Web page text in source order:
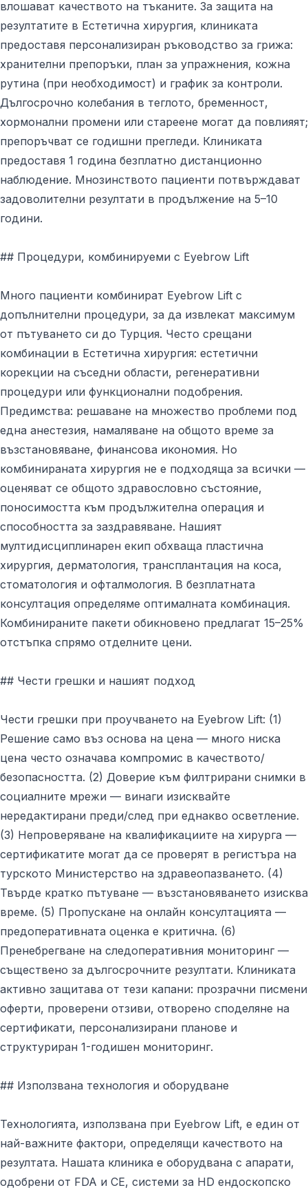
влошават качеството на тъканите. За защита на
резултатите в Естетична хирургия, клиниката
предоставя персонализиран ръководство за грижа:
хранителни препоръки, план за упражнения, кожна
рутина (при необходимост) и график за контроли.
Дългосрочно колебания в теглото, бременност,
хормонални промени или стареене могат да повлияят;
препоръчват се годишни прегледи. Клиниката
предоставя 1 година безплатно дистанционно
наблюдение. Мнозинството пациенти потвърждават
задоволителни резултати в продължение на 5–10
години.
## Процедури, комбинируеми с Eyebrow Lift
Много пациенти комбинират Eyebrow Lift с
допълнителни процедури, за да извлекат максимум
от пътуването си до Турция. Често срещани
комбинации в Естетична хирургия: естетични
корекции на съседни области, регенеративни
процедури или функционални подобрения.
Предимства: решаване на множество проблеми под
една анестезия, намаляване на общото време за
възстановяване, финансова икономия. Но
комбинираната хирургия не е подходяща за всички —
оценяват се общото здравословно състояние,
поносимостта към продължителна операция и
способността за заздравяване. Нашият
мултидисциплинарен екип обхваща пластична
хирургия, дерматология, трансплантация на коса,
стоматология и офталмология. В безплатната
консултация определяме оптималната комбинация.
Комбинираните пакети обикновено предлагат 15–25%
отстъпка спрямо отделните цени.
## Чести грешки и нашият подход
Чести грешки при проучването на Eyebrow Lift: (1)
Решение само въз основа на цена — много ниска
цена често означава компромис в качеството/
безопасността. (2) Доверие към филтрирани снимки в
социалните мрежи — винаги изисквайте
нередактирани преди/след при еднакво осветление.
(3) Непроверяване на квалификациите на хирурга —
сертификатите могат да се проверят в регистъра на
турското Министерство на здравеопазването. (4)
Твърде кратко пътуване — възстановяването изисква
време. (5) Пропускане на онлайн консултацията —
предоперативната оценка е критична. (6)
Пренебрегване на следоперативния мониторинг —
съществено за дългосрочните резултати. Клиниката
активно защитава от тези капани: прозрачни писмени
оферти, проверени отзиви, отворено споделяне на
сертификати, персонализирани планове и
структуриран 1-годишен мониторинг.
## Използвана технология и оборудване
Технологията, използвана при Eyebrow Lift, е един от
най-важните фактори, определящи качеството на
резултата. Нашата клиника е оборудвана с апарати,
одобрени от FDA и CE, системи за HD ендоскопско